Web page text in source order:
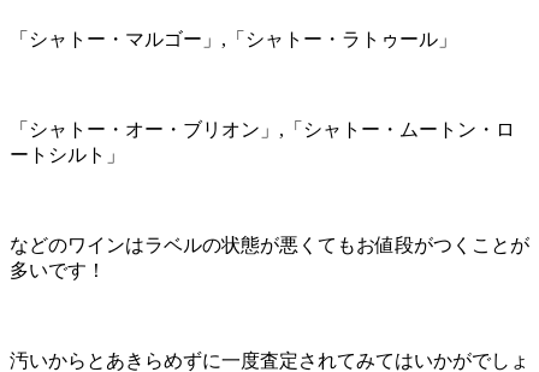
「シャトー・マルゴー」,「シャトー・ラトゥール」
「シャトー・オー・ブリオン」,「シャトー・ムートン・ロ
ートシルト」
などのワインはラベルの状態が悪くてもお値段がつくことが
多いです！
汚いからとあきらめずに一度査定されてみてはいかがでしょ